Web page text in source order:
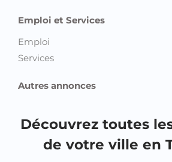
Emploi et Services
Emploi
Services
Autres annonces
Découvrez toutes
de votre ville en